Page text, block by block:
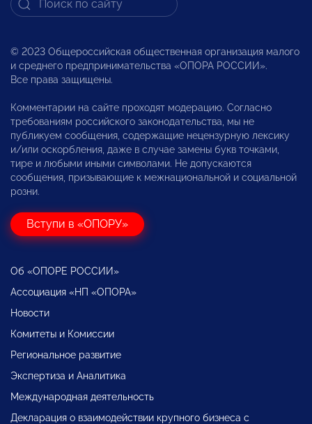
© 2023 Общероссийская общественная организация малого
и среднего предпринимательства «ОПОРА РОССИИ».
Все права защищены.
Комментарии на сайте проходят модерацию. Согласно
требованиям российского законодательства, мы не
публикуем сообщения, содержащие нецензурную лексику
и/или оскорбления, даже в случае замены букв точками,
тире и любыми иными символами. Не допускаются
сообщения, призывающие к межнациональной и социальной
розни.
Вступи в «ОПОРУ»
Об «ОПОРЕ РОССИИ»
Ассоциация «НП «ОПОРА»
Новости
Комитеты и Комиссии
Региональное развитие
Экспертиза и Аналитика
Международная деятельность
Декларация о взаимодействии крупного бизнеса с